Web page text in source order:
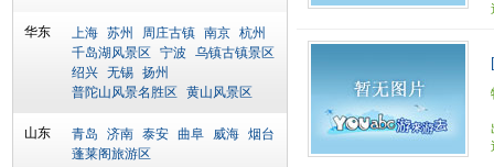
华东 上海 苏州 周庄古镇 南京 杭州
千岛湖风景区
宁波
乌镇古镇景区
绍兴 无锡 扬州
普陀山风景名胜区
黄山风景区
山东 青岛 济南 泰安 曲阜 威海 烟台
蓬莱阁旅游区